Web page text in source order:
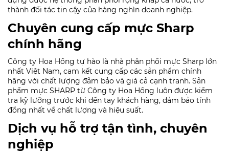
thành đối tác tin cậy của hàng nghìn doanh nghiệp.
Chuyên cung cấp mực Sharp
chính hãng
Công ty Hoa Hồng tự hào là nhà phân phối mực Sharp lớn
nhất Việt Nam, cam kết cung cấp các sản phẩm chính
hãng với chất lượng đảm bảo và giá cả cạnh tranh. Sản
phẩm mực SHARP từ Công ty Hoa Hồng luôn được kiểm
tra kỹ lưỡng trước khi đến tay khách hàng, đảm bảo tính
đồng nhất về chất lượng và hiệu suất.
Dịch vụ hỗ trợ tận tình, chuyên
nghiệp